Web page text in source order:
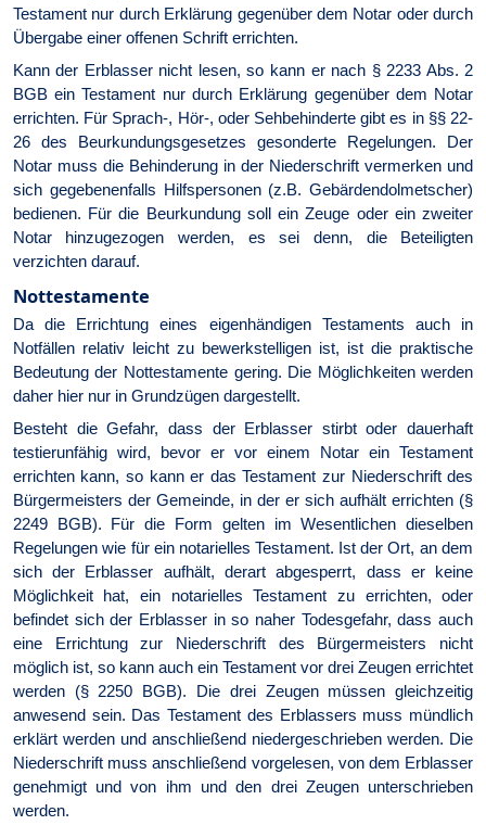
Testament nur durch Erklärung gegenüber dem Notar oder durch
Übergabe einer offenen Schrift errichten.
Kann der Erblasser nicht lesen, so kann er nach § 2233 Abs. 2
BGB ein Testament nur durch Erklärung gegenüber dem Notar
errichten. Für Sprach-, Hör-, oder Sehbehinderte gibt es in §§ 22-
26 des Beurkundungsgesetzes gesonderte Regelungen. Der
Notar muss die Behinderung in der Niederschrift vermerken und
sich gegebenenfalls Hilfspersonen (z.B. Gebärdendolmetscher)
bedienen. Für die Beurkundung soll ein Zeuge oder ein zweiter
Notar hinzugezogen werden, es sei denn, die Beteiligten
verzichten darauf.
Nottestamente
Da die Errichtung eines eigenhändigen Testaments auch in
Notfällen relativ leicht zu bewerkstelligen ist, ist die praktische
Bedeutung der Nottestamente gering. Die Möglichkeiten werden
daher hier nur in Grundzügen dargestellt.
Besteht die Gefahr, dass der Erblasser stirbt oder dauerhaft
testierunfähig wird, bevor er vor einem Notar ein Testament
errichten kann, so kann er das Testament zur Niederschrift des
Bürgermeisters der Gemeinde, in der er sich aufhält errichten (§
2249 BGB). Für die Form gelten im Wesentlichen dieselben
Regelungen wie für ein notarielles Testament. Ist der Ort, an dem
sich der Erblasser aufhält, derart abgesperrt, dass er keine
Möglichkeit hat, ein notarielles Testament zu errichten, oder
befindet sich der Erblasser in so naher Todesgefahr, dass auch
eine Errichtung zur Niederschrift des Bürgermeisters nicht
möglich ist, so kann auch ein Testament vor drei Zeugen errichtet
werden (§ 2250 BGB). Die drei Zeugen müssen gleichzeitig
anwesend sein. Das Testament des Erblassers muss mündlich
erklärt werden und anschließend niedergeschrieben werden. Die
Nieder­schrift muss anschließend vorgelesen, von dem Erblasser
genehmigt und von ihm und den drei Zeugen unterschrieben
werden.